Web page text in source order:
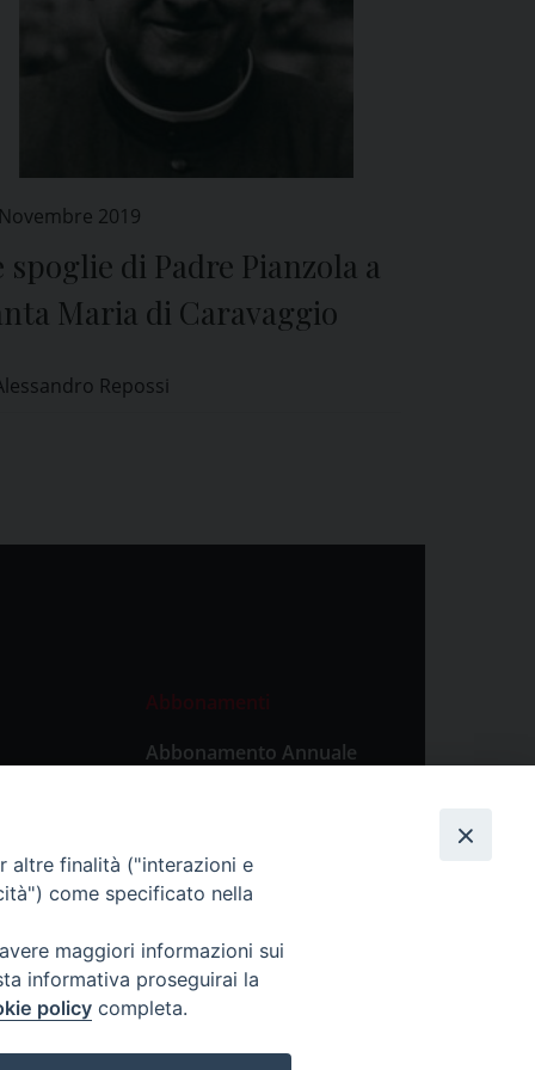
2019
spoglie di Padre Pianzola a
Maria di Caravaggio
Repossi
Abbonamenti
Abbonamento Annuale
Abbonamento Singola
altre finalità ("interazioni e
come specificato nella
maggiori informazioni sui
informativa proseguirai la
policy completa.